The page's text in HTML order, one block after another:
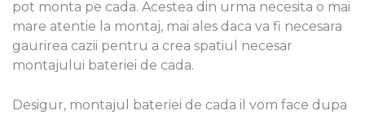
pot monta pe cada. Acestea din urma necesita o mai
mare atentie la montaj, mai ales daca va fi necesara
gaurirea cazii pentru a crea spatiul necesar
montajului bateriei de cada.
Desigur, montajul bateriei de cada il vom face dupa